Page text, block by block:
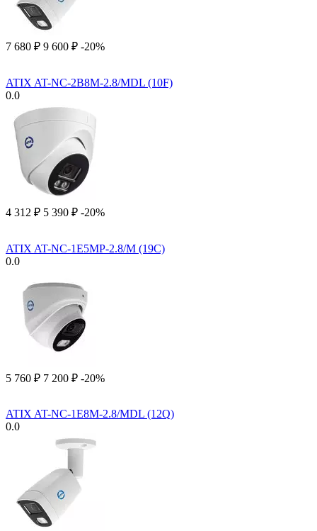
7 680 ₽ 9 600 ₽ -20%
ATIX AT-NC-2B8M-2.8/MDL (10F)
0.0
4 312 ₽ 5 390 ₽ -20%
ATIX AT-NC-1E5MP-2.8/M (19C)
0.0
5 760 ₽ 7 200 ₽ -20%
ATIX AT-NC-1E8M-2.8/MDL (12Q)
0.0